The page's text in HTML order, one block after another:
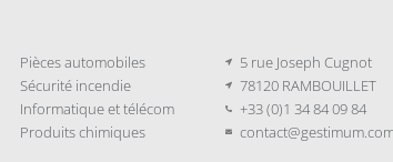
Pièces automobiles
Sécurité incendie
Informatique et télécom
Produits chimiques
5 rue Joseph Cugnot
78120 RAMBOUILLET
+33 (0)1 34 84 09 84